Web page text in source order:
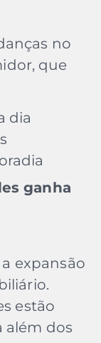
no
que
dia
ganha
expansão
estão
além dos